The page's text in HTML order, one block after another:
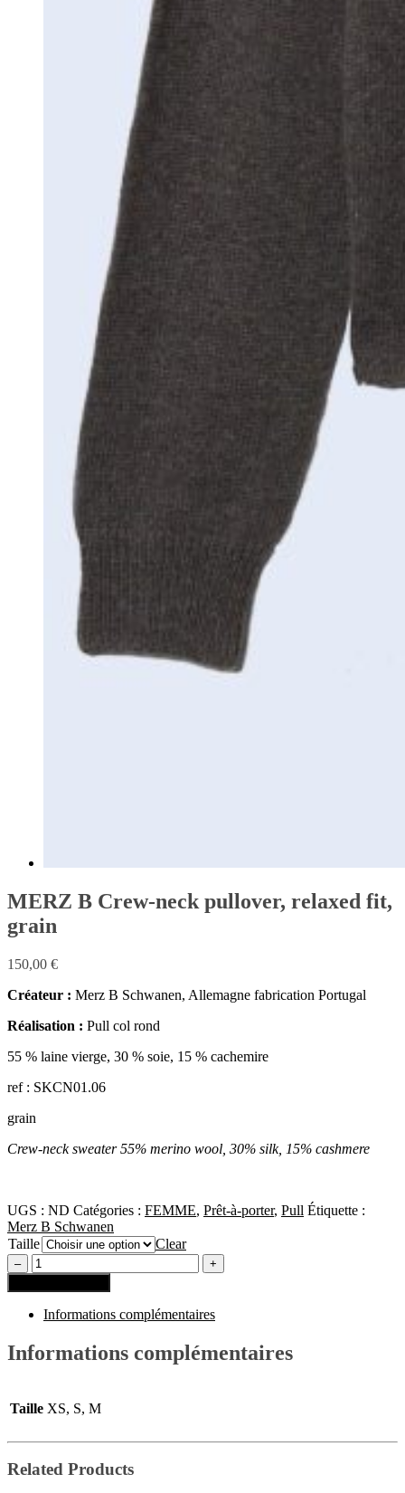
MERZ B Crew-neck pullover, relaxed fit,
grain
150,00 €
Créateur : Merz B Schwanen, Allemagne fabrication Portugal
Réalisation : Pull col rond
55 % laine vierge, 30 % soie, 15 % cachemire
ref : SKCN01.06
grain
Crew-neck sweater55% merino wool, 30% silk, 15% cashmere
UGS : ND Catégories : FEMME, Prêt-à-porter, Pull Étiquette :
Merz B Schwanen
Taille
Clear
Informations complémentaires
Informations complémentaires
Taille XS, S, M
Related Products